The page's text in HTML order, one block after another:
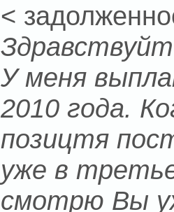
<
У меня
2010 года.
позицтя
уже в
смотрю Вы